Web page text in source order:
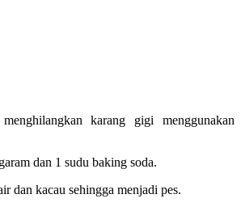
karang gigi menggunakan
dan 1 sudu baking soda.
dan kacau sehingga menjadi pes.